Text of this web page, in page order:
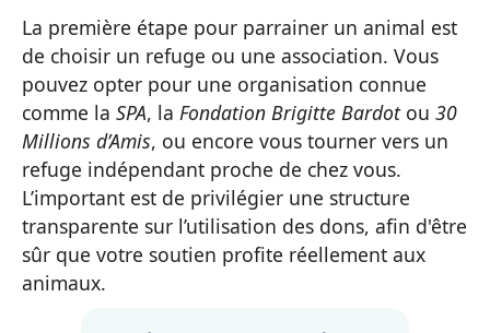
La première étape pour parrainer un animal est
de choisir un refuge ou une association. Vous
pouvez opter pour une organisation connue
comme la SPA, la Fondation Brigitte Bardotou 30
Millions d’Amis, ou encore vous tourner vers un
refuge indépendant proche de chez vous.
L’important est de privilégier une structure
transparente sur l’utilisation des dons, afin d'être
sûr que votre soutien profite réellement aux
animaux.